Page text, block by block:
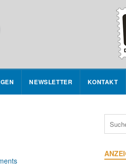
NEWSLETTER KONTAKT